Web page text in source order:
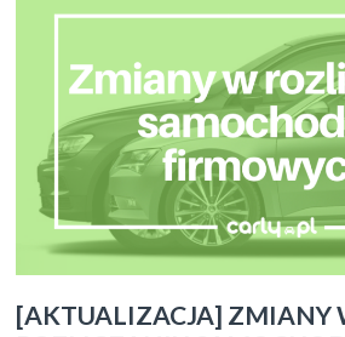
[AKTUALIZACJA] ZMIANY